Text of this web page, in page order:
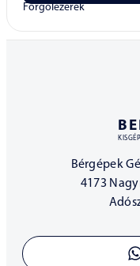
Forgólézerek
Bérgépek
4173